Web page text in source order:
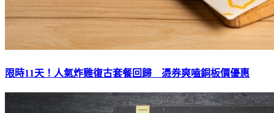
限時11天！人氣炸雞復古套餐回歸 憑券爽嗑銅板價優惠